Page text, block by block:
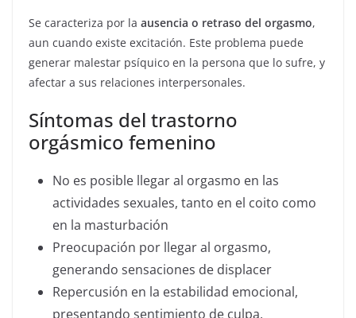
Se caracteriza por la ausencia o retraso del orgasmo,
aun cuando existe excitación. Este problema puede
generar malestar psíquico en la persona que lo sufre, y
afectar a sus relaciones interpersonales.
Síntomas del trastorno
orgásmico femenino
No es posible llegar al orgasmo en las
actividades sexuales, tanto en el coito como
en la masturbación
Preocupación por llegar al orgasmo,
generando sensaciones de displacer
Repercusión en la estabilidad emocional,
presentando sentimiento de culpa,